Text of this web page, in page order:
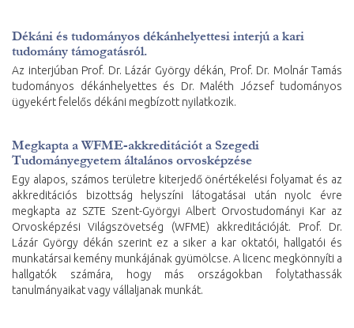
Dékáni és tudományos dékánhelyettesi interjú a kari
tudomány támogatásról.
Az interjúban Prof. Dr. Lázár György dékán, Prof. Dr. Molnár Tamás
tudományos dékánhelyettes és Dr. Maléth József tudományos
ügyekért felelős dékáni megbízott nyilatkozik.
Megkapta a WFME-akkreditációt a Szegedi
Tudományegyetem általános orvosképzése
Egy alapos, számos területre kiterjedő önértékelési folyamat és az
akkreditációs bizottság helyszíni látogatásai után nyolc évre
megkapta az SZTE Szent-Györgyi Albert Orvostudományi Kar az
Orvosképzési Világszövetség (WFME) akkreditációját. Prof. Dr.
Lázár György dékán szerint ez a siker a kar oktatói, hallgatói és
munkatársai kemény munkájának gyümölcse. A licenc megkönnyíti a
hallgatók számára, hogy más országokban folytathassák
tanulmányaikat vagy vállaljanak munkát.